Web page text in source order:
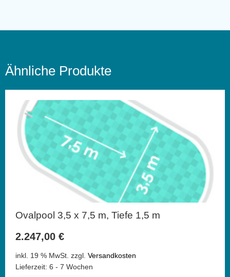
Ähnliche Produkte
Ovalpool 3,5 x 7,5 m, Tiefe 1,5 m
2.247,00 €
inkl. 19 % MwSt. zzgl. Versandkosten
Lieferzeit: 6 - 7 Wochen